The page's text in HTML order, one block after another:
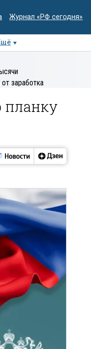
Журнал «РФ сегодня»
заработка